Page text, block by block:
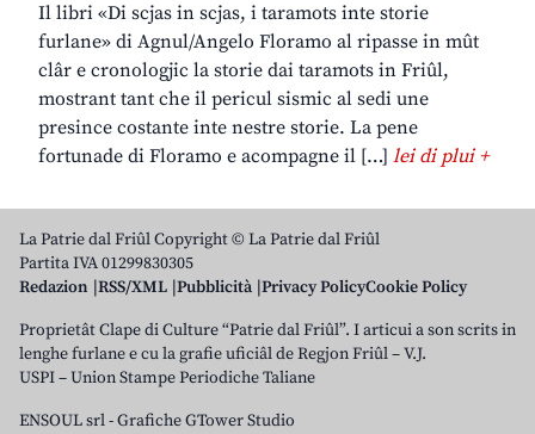
Il libri «Di scjas in scjas, i taramots inte storie
furlane» di Agnul/Angelo Floramo al ripasse in mût
clâr e cronologjic la storie dai taramots in Friûl,
mostrant tant che il pericul sismic al sedi une
presince costante inte nestre storie. La pene
fortunade di Floramo e acompagne il […] lei di plui +
La Patrie dal Friûl Copyright © La Patrie dal Friûl
Partita IVA 01299830305
Redazion RSS/XML Pubblicità Privacy PolicyCookie Policy
Proprietât Clape di Culture “Patrie dal Friûl”. I articui a son scrits in
lenghe furlane e cu la grafie uficiâl de Regjon Friûl – V.J.
USPI – Union Stampe Periodiche Taliane
ENSOUL srl-Grafiche GTower Studio